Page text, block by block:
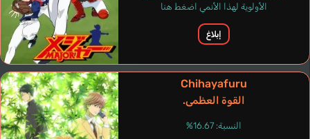
Sardinha Anthony
الأولوية لهذا الأنمي اضغط هنا
إبلاغ
Chihayafuru
القوة العظمى.
النسبة: 16.67%